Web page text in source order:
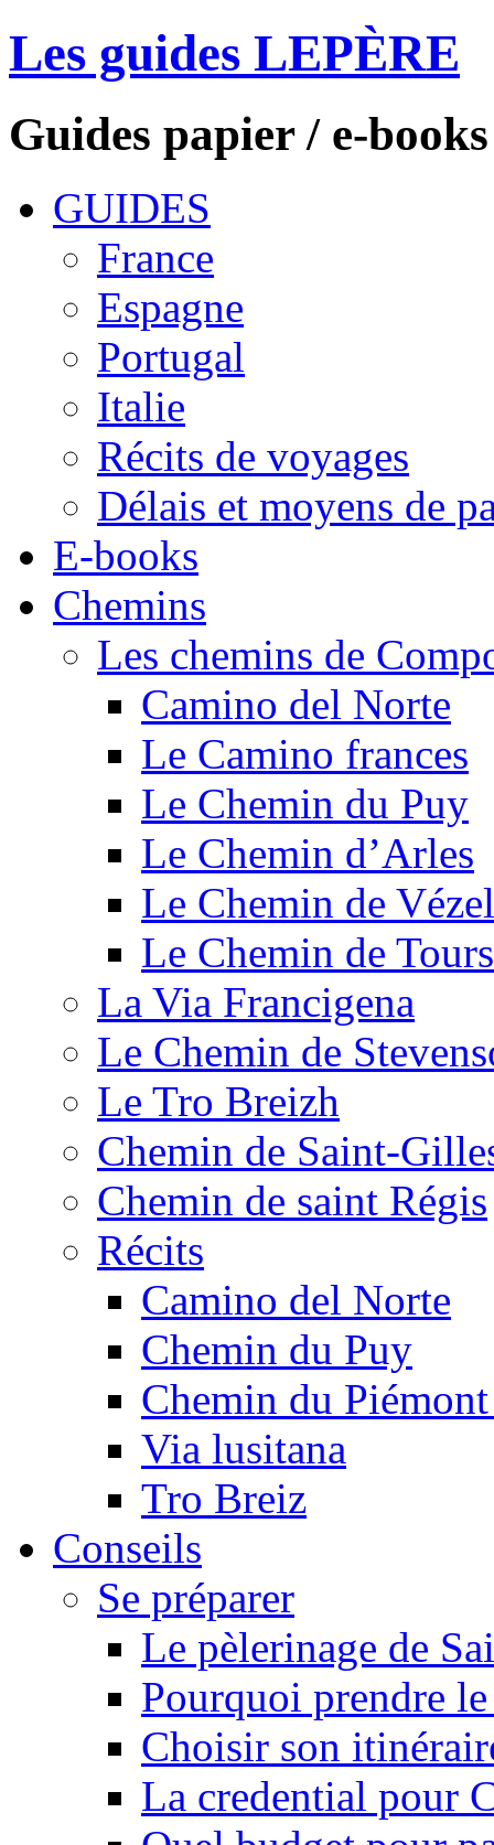
Les guides LEPÈRE
Guides papier / e-
GUIDES
France
Espagne
Portugal
Italie
Récits de voyages
Délais et moyens de
E-books
Chemins
Les chemins de
Camino del Norte
Le Camino frances
Le Chemin du Puy
Le Chemin d’Arles
Le Chemin de
Le Chemin de Tours
La Via Francigena
Le Chemin de
Le Tro Breizh
Chemin de Saint-
Chemin de saint Régis
Récits
Camino del Norte
Chemin du Puy
Chemin du
Via lusitana
Tro Breiz
Conseils
Se préparer
Le pèlerinage de
Pourquoi prendre
Choisir son
La credential pour